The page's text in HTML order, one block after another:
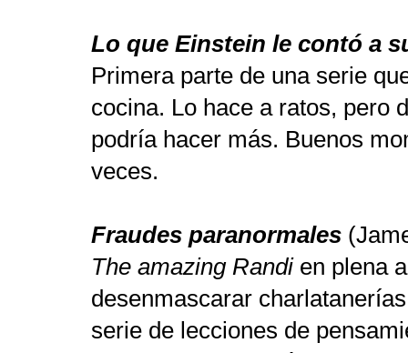
Lo que Einstein le contó a
Primera parte de una serie
cocina. Lo hace a ratos, pero
podría hacer más. Buenos
veces.
Fraudes paranormales
The amazing Randien plena
desenmascarar
serie de lecciones de